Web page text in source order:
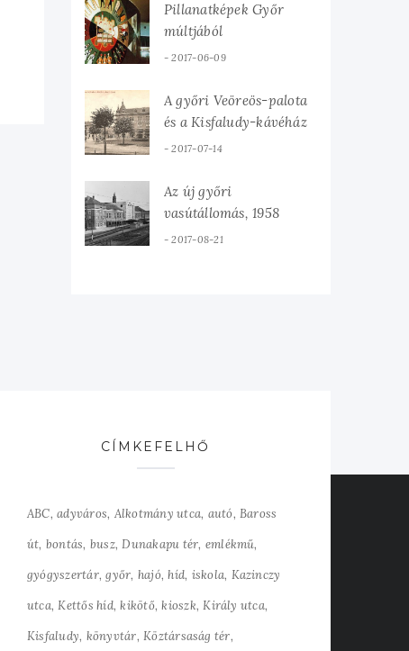
Pillanatképek Győr
múltjából
2017-06-09
A győri Veöreös-palota
és a Kisfaludy-kávéház
2017-07-14
Az új győri
vasútállomás, 1958
2017-08-21
CÍMKEFELHŐ
ABC adyváros Alkotmány utca autó Baross
út bontás busz Dunakapu tér emlékmű
gyógyszertár győr hajó híd iskola Kazinczy
utca Kettős híd kikötő kioszk Király utca
Kisfaludy könyvtár Köztársaság tér